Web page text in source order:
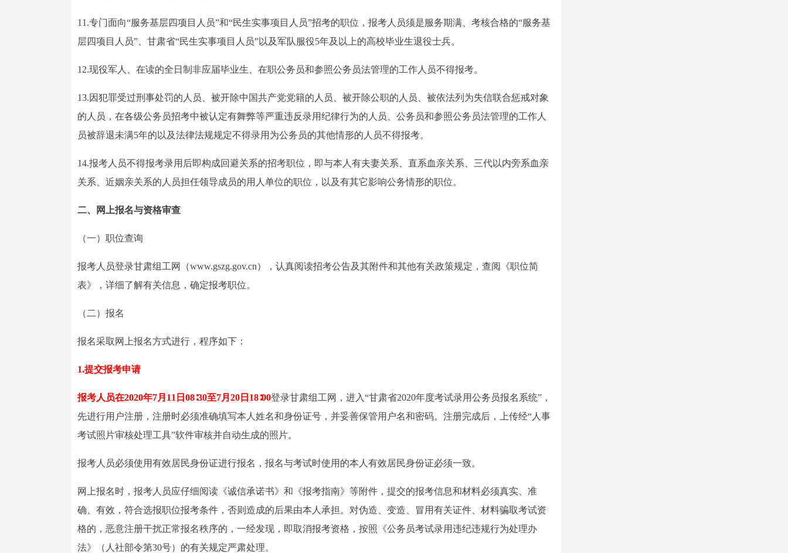
11.专门面向“服务基层四项目人员”和“民生实事项目人员”招考的职位，报考人员须是服务期满、考核合格的“服务基
层四项目人员”、甘肃省“民生实事项目人员”以及军队服役5年及以上的高校毕业生退役士兵。
12.现役军人、在读的全日制非应届毕业生、在职公务员和参照公务员法管理的工作人员不得报考。
13.因犯罪受过刑事处罚的人员、被开除中国共产党党籍的人员、被开除公职的人员、被依法列为失信联合惩戒对象
的人员，在各级公务员招考中被认定有舞弊等严重违反录用纪律行为的人员、公务员和参照公务员法管理的工作人
员被辞退未满5年的以及法律法规规定不得录用为公务员的其他情形的人员不得报考。
14.报考人员不得报考录用后即构成回避关系的招考职位，即与本人有夫妻关系、直系血亲关系、三代以内旁系血亲
关系、近姻亲关系的人员担任领导成员的用人单位的职位，以及有其它影响公务情形的职位。
二、网上报名与资格审查
（一）职位查询
报考人员登录甘肃组工网（www.gszg.gov.cn），认真阅读招考公告及其附件和其他有关政策规定，查阅《职位简
表》，详细了解有关信息，确定报考职位。
（二）报名
报名采取网上报名方式进行，程序如下：
1.提交报考申请
报考人员在2020年7月11日08∶30至7月20日18∶00登录甘肃组工网，进入“甘肃省2020年度考试录用公务员报名系统”，
先进行用户注册，注册时必须准确填写本人姓名和身份证号，并妥善保管用户名和密码。注册完成后，上传经“人事
考试照片审核处理工具”软件审核并自动生成的照片。
报考人员必须使用有效居民身份证进行报名，报名与考试时使用的本人有效居民身份证必须一致。
网上报名时，报考人员应仔细阅读《诚信承诺书》和《报考指南》等附件，提交的报考信息和材料必须真实、准
确、有效，符合选报职位报考条件，否则造成的后果由本人承担。对伪造、变造、冒用有关证件、材料骗取考试资
格的，恶意注册干扰正常报名秩序的，一经发现，即取消报考资格，按照《公务员考试录用违纪违规行为处理办
法》（人社部令第30号）的有关规定严肃处理。